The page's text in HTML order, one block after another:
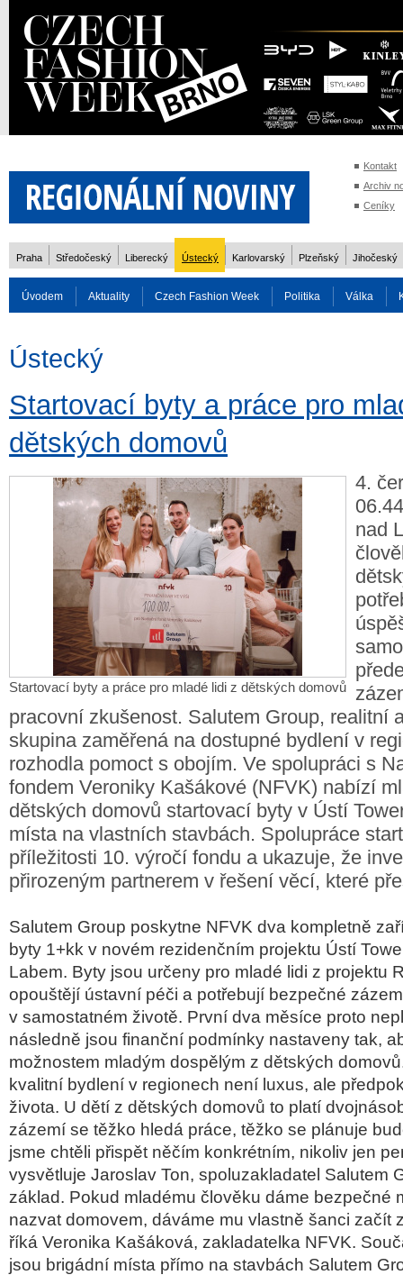
Kontakt
Archiv
Ceníky
Praha Středočeský Liberecký Ústecký Karlovarský Plzeňský Jihočeský
Úvodem Aktuality Czech Fashion Week Politika Válka
Ústecký
Startovací byty a práce pro
dětských domovů
Startovací byty a práce pro mladé lidi z dětských domovů
4.
nad
pracovní zkušenost. Salutem Group, realitní
skupina zaměřená na dostupné bydlení v
rozhodla pomoct s obojím. Ve spolupráci s
fondem Veroniky Kašákové (NFVK) nabízí
dětských domovů startovací byty v Ústí
místa na vlastních stavbách. Spolupráce
příležitosti 10. výročí fondu a ukazuje, že
přirozeným partnerem v řešení věcí, které
Salutem Group poskytne NFVK dva kompletně
byty 1+kk v novém rezidenčním projektu Ústí
Labem. Byty jsou určeny pro mladé lidi z projektu
opouštějí ústavní péči a potřebují bezpečné
v samostatném životě. První dva měsíce proto
následně jsou finanční podmínky nastaveny tak,
možnostem mladým dospělým z dětských
kvalitní bydlení v regionech není luxus, ale
života. U dětí z dětských domovů to platí
zázemí se těžko hledá práce, těžko se plánuje
jsme chtěli přispět něčím konkrétním, nikoliv jen
vysvětluje Jaroslav Ton, spoluzakladatel Salutem
základ. Pokud mladému člověku dáme bezpečné
nazvat domovem, dáváme mu vlastně šanci začít
říká Veronika Kašáková, zakladatelka NFVK.
jsou brigádní místa přímo na stavbách Salutem